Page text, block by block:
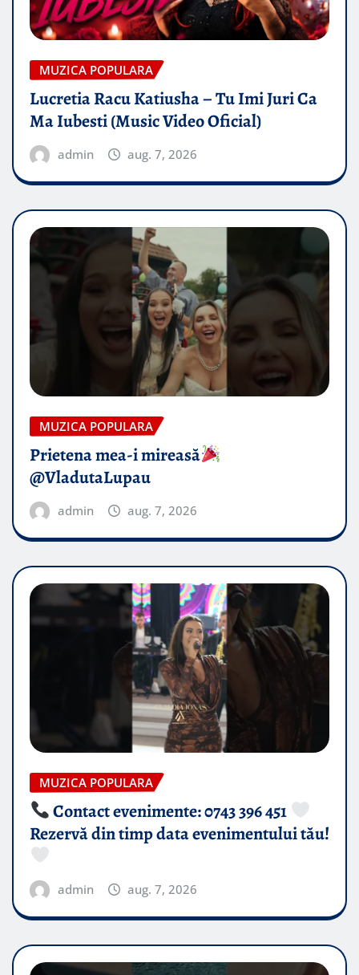
MUZICA POPULARA
Lucretia Racu Katiusha – Tu Imi Juri Ca
Ma Iubesti (Music Video Oficial)
admin aug. 7, 2026
MUZICA POPULARA
Prietena mea-i mireasă​
@VladutaLupau
admin aug. 7, 2026
MUZICA POPULARA
Contact evenimente: 0743 396 451
Rezervă din timp data evenimentului tău!
admin aug. 7, 2026